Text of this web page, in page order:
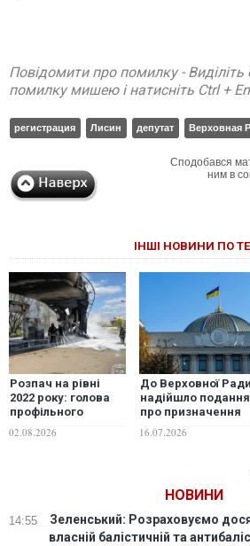
Повідомити про помилку -
помилку мишею і натисніть Ctrl +
регистрация Лисин депутат Верховная
Сподобався
ним в
ІНШІ НОВИНИ ПО
Розпач на рівні
2022 року: голова
профільного
збитки бізнесу від
02.08.2026
До Верховної Ради
надійшло подання
про призначення
уряду
16.07.2026
НОВИНИ
14:55
Зеленський: Розраховуємо
власній балістичній та